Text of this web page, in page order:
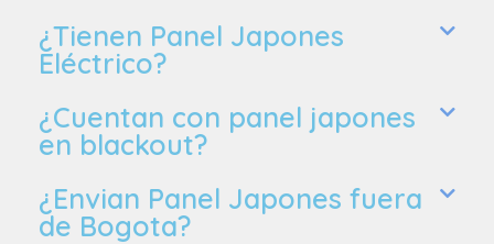
¿Tienen Panel Japones
Eléctrico?
¿Cuentan con panel japones
en blackout?
¿Envian Panel Japones fuera
de Bogota?